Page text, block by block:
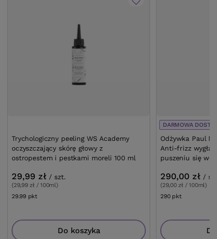
Trychologiczny peeling WS Academy
oczyszczający skórę głowy z
ostropestem i pestkami moreli 100 ml
29,99 zł / szt.
(29,99 zł / 100ml)
29.99 pktpunktów
Do koszyka
DARMOWA
Odżywka Paul
Anti-frizz
puszeniu się
290,00 zł /
(29,00 zł / 100ml)
290 pktpunktów